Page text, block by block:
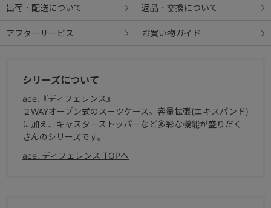
です。
● グライド
出荷・配送について 返品・交換について
アフターサービス お買い物ガイド
シリーズについて
ace.『ディフェレンス』
２WAYオープン式のスーツケース。容量拡張(エキスパンド)
に加え、キャスターストッパーなど多彩な機能が盛りだく
さんのシリーズです。
ace. ディフェレンス TOPへ